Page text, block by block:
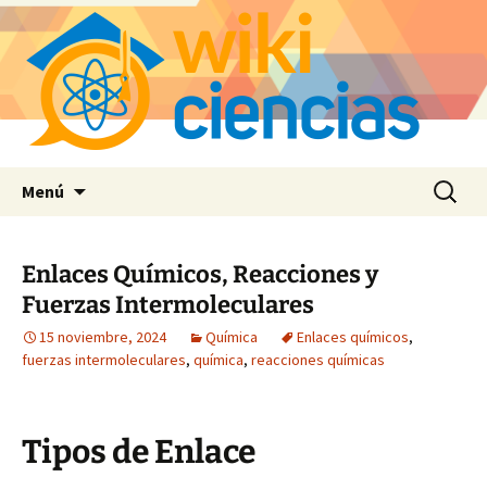
Menú Buscar:
Enlaces Químicos, Reacciones y
Fuerzas Intermoleculares
15 noviembre, 2024 Química Enlaces químicos,
fuerzas intermoleculares, química, reacciones químicas
Tipos de Enlace